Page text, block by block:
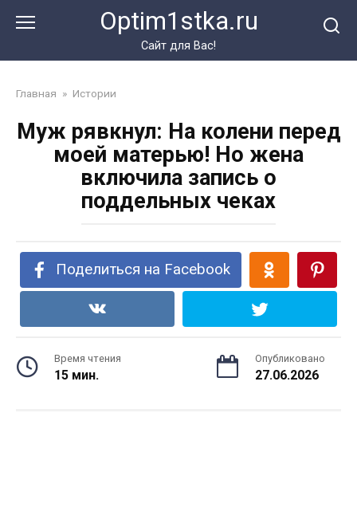
Optim1stka.ru
Сайт для Вас!
Главная » Истории
Муж рявкнул: На колени перед
моей матерью! Но жена
включила запись о
поддельных чеках
Поделиться на Facebook
Время чтения
15 мин.
Опубликовано
27.06.2026